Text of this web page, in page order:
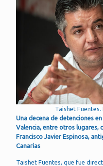
Taishet
Una decena de detenciones
Valencia, entre otros lugares,
Francisco Javier Espinosa,
Canarias
Taishet Fuentes, que fue